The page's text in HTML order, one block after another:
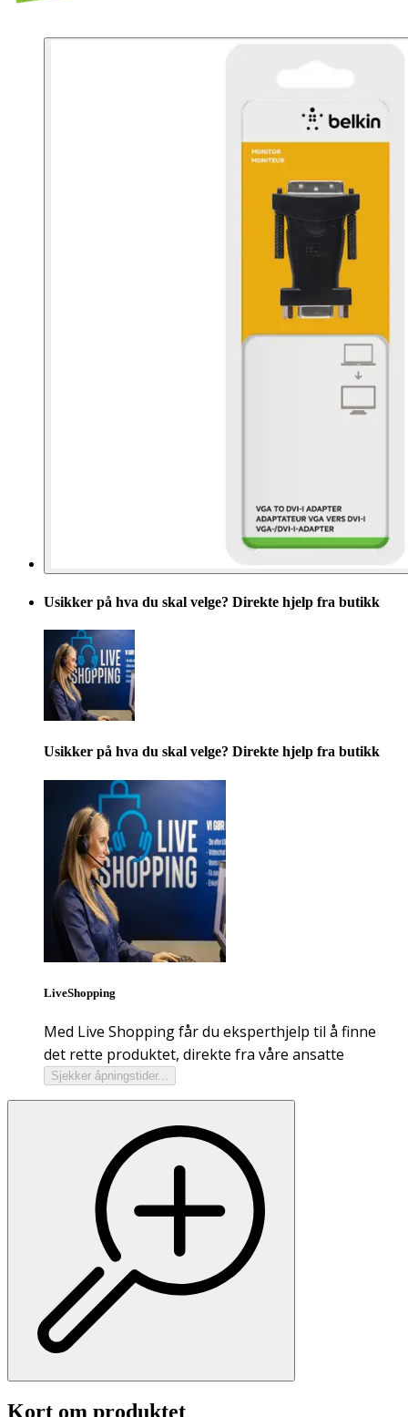
Usikker på hva du skal velge? Direkte hjelp fra butikk
Usikker på hva du skal velge? Direkte hjelp fra butikk
LiveShopping
Med Live Shopping får du eksperthjelp til å finne
det rette produktet, direkte fra våre ansatte
Sjekker åpningstider...
Kort om produktet